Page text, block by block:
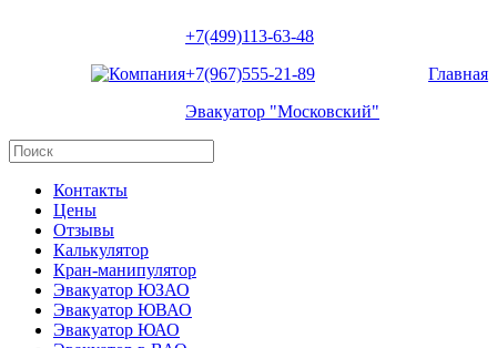
+7(499)113-63-48
+7(967)555-21-89
Эвакуатор "Московский"
Главная
Контакты
Цены
Отзывы
Калькулятор
Кран-манипулятор
Эвакуатор ЮЗАО
Эвакуатор ЮВАО
Эвакуатор ЮАО